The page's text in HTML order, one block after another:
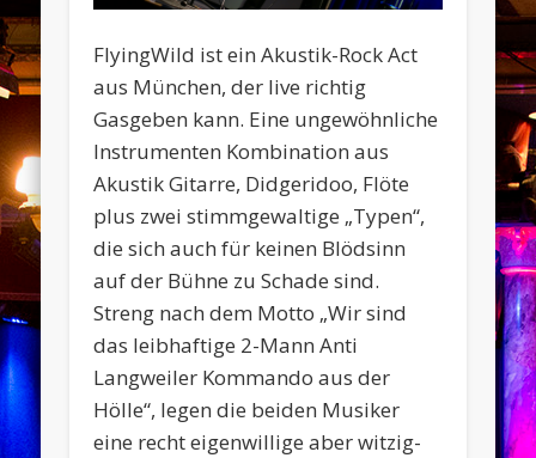
FlyingWild ist ein Akustik-Rock Act
aus München, der live richtig
Gasgeben kann. Eine ungewöhnliche
Instrumenten Kombination aus
Akustik Gitarre, Didgeridoo, Flöte
plus zwei stimmgewaltige „Typen“,
die sich auch für keinen Blödsinn
auf der Bühne zu Schade sind.
Streng nach dem Motto „Wir sind
das leibhaftige 2-Mann Anti
Langweiler Kommando aus der
Hölle“, legen die beiden Musiker
eine recht eigenwillige aber witzig-